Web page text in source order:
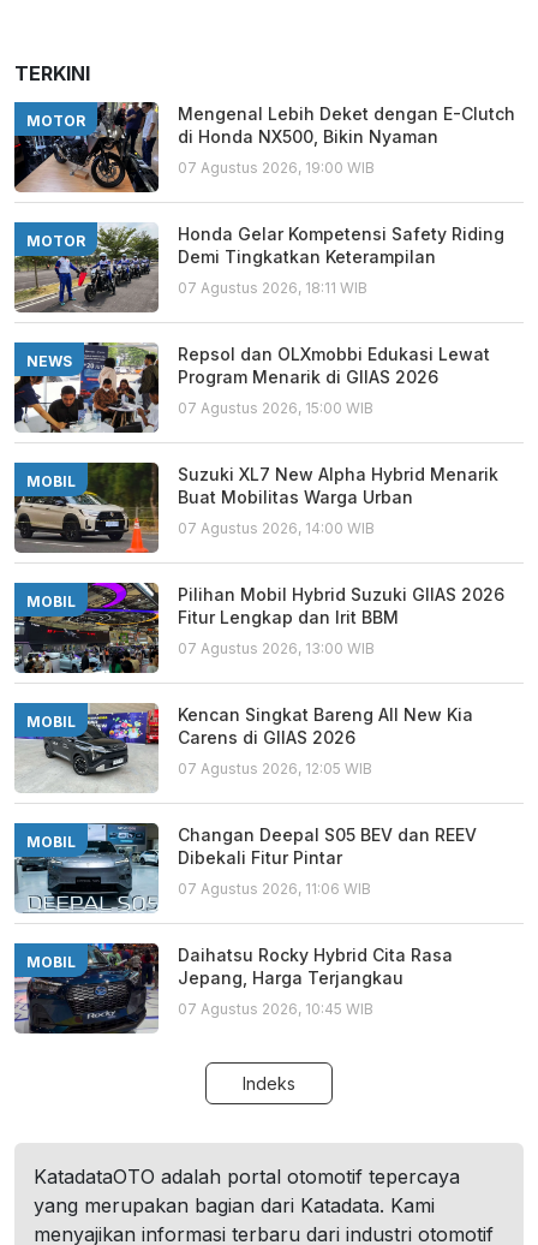
TERKINI
MOTOR
Mengenal Lebih Deket dengan E-Clutch
di Honda NX500, Bikin Nyaman
07 Agustus 2026, 19:00 WIB
MOTOR
Honda Gelar Kompetensi Safety Riding
Demi Tingkatkan Keterampilan
07 Agustus 2026, 18:11 WIB
NEWS
Repsol dan OLXmobbi Edukasi Lewat
Program Menarik di GIIAS 2026
07 Agustus 2026, 15:00 WIB
MOBIL
Suzuki XL7 New Alpha Hybrid Menarik
Buat Mobilitas Warga Urban
07 Agustus 2026, 14:00 WIB
MOBIL
Pilihan Mobil Hybrid Suzuki GIIAS 2026
Fitur Lengkap dan Irit BBM
07 Agustus 2026, 13:00 WIB
MOBIL
Kencan Singkat Bareng All New Kia
Carens di GIIAS 2026
07 Agustus 2026, 12:05 WIB
MOBIL
Changan Deepal S05 BEV dan REEV
Dibekali Fitur Pintar
07 Agustus 2026, 11:06 WIB
MOBIL
Daihatsu Rocky Hybrid Cita Rasa
Jepang, Harga Terjangkau
07 Agustus 2026, 10:45 WIB
Indeks
KatadataOTO adalah portal otomotif tepercaya
yang merupakan bagian dari Katadata. Kami
menyajikan informasi terbaru dari industri otomotif